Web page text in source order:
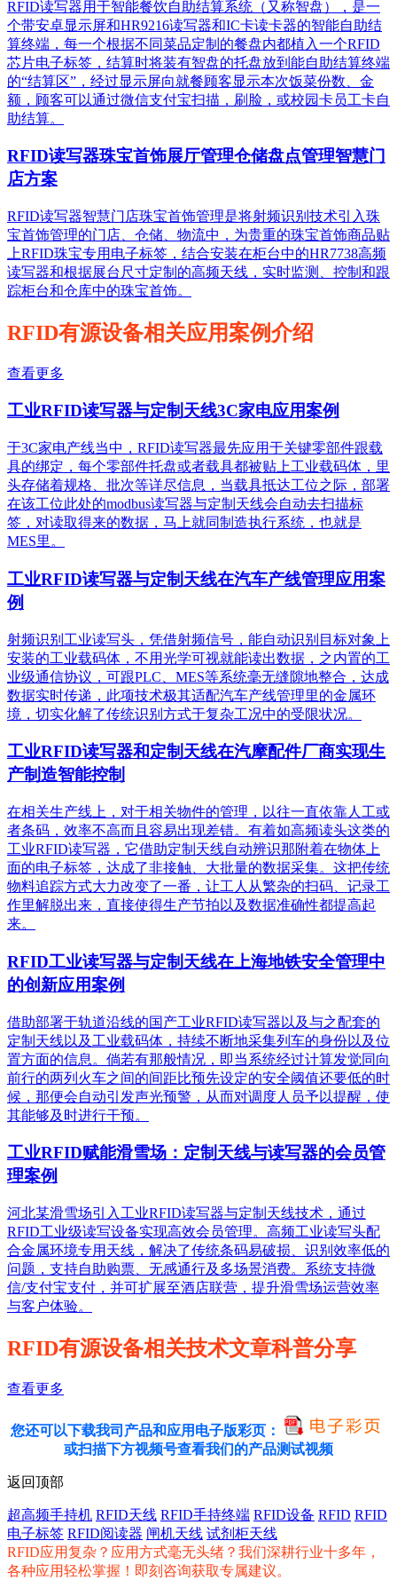
RFID读写器用于智能餐饮自助结算系统（又称智盘），是一
个带安卓显示屏和HR9216读写器和IC卡读卡器的智能自助结
算终端，每一个根据不同菜品定制的餐盘内都植入一个RFID
芯片电子标签，结算时将装有智盘的托盘放到能自助结算终端
的“结算区”，经过显示屏向就餐顾客显示本次饭菜份数、金
额，顾客可以通过微信支付宝扫描，刷脸，或校园卡员工卡自
助结算。
RFID读写器珠宝首饰展厅管理仓储盘点管理智慧门
店方案
RFID读写器智慧门店珠宝首饰管理是将射频识别技术引入珠
宝首饰管理的门店、仓储、物流中，为贵重的珠宝首饰商品贴
上RFID珠宝专用电子标签，结合安装在柜台中的HR7738高频
读写器和根据展台尺寸定制的高频天线，实时监测、控制和跟
踪柜台和仓库中的珠宝首饰。
RFID有源设备相关应用案例介绍
查看更多
工业RFID读写器与定制天线3C家电应用案例
于3C家电产线当中，RFID读写器最先应用于关键零部件跟载
具的绑定，每个零部件托盘或者载具都被贴上工业载码体，里
头存储着规格、批次等详尽信息，当载具抵达工位之际，部署
在该工位此处的modbus读写器与定制天线会自动去扫描标
签，对读取得来的数据，马上就同制造执行系统，也就是
MES里。
工业RFID读写器与定制天线在汽车产线管理应用案
例
射频识别工业读写头，凭借射频信号，能自动识别目标对象上
安装的工业载码体，不用光学可视就能读出数据，之内置的工
业级通信协议，可跟PLC、MES等系统毫无缝隙地整合，达成
数据实时传递，此项技术极其适配汽车产线管理里的金属环
境，切实化解了传统识别方式于复杂工况中的受限状况。
工业RFID读写器和定制天线在汽摩配件厂商实现生
产制造智能控制
在相关生产线上，对于相关物件的管理，以往一直依靠人工或
者条码，效率不高而且容易出现差错。有着如高频读头这类的
工业RFID读写器，它借助定制天线自动辨识那附着在物体上
面的电子标签，达成了非接触、大批量的数据采集。这把传统
物料追踪方式大力改变了一番，让工人从繁杂的扫码、记录工
作里解脱出来，直接使得生产节拍以及数据准确性都提高起
来。
RFID工业读写器与定制天线在上海地铁安全管理中
的创新应用案例
借助部署于轨道沿线的国产工业RFID读写器以及与之配套的
定制天线以及工业载码体，持续不断地采集列车的身份以及位
置方面的信息。倘若有那般情况，即当系统经过计算发觉同向
前行的两列火车之间的间距比预先设定的安全阈值还要低的时
候，那便会自动引发声光预警，从而对调度人员予以提醒，使
其能够及时进行干预。
工业RFID赋能滑雪场：定制天线与读写器的会员管
理案例
河北某滑雪场引入工业RFID读写器与定制天线技术，通过
RFID工业级读写设备实现高效会员管理。高频工业读写头配
合金属环境专用天线，解决了传统条码易破损、识别效率低的
问题，支持自助购票、无感通行及多场景消费。系统支持微
信/支付宝支付，并可扩展至酒店联营，提升滑雪场运营效率
与客户体验。
RFID有源设备相关技术文章科普分享
查看更多
您还可以下载我司产品和应用电子版彩页：
或扫描下方视频号查看我们的产品测试视频
返回顶部
超高频手持机 RFID天线 RFID手持终端 RFID设备 RFID RFID
电子标签 RFID阅读器 闸机天线 试剂柜天线
RFID应用复杂？应用方式毫无头绪？我们深耕行业十多年，
各种应用轻松掌握！即刻咨询获取专属建议。